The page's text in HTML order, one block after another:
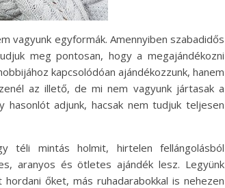
vagyunk egyformák. Amennyiben szabadidős
meg pontosan, hogy a megajándékozni
kapcsolódóan ajándékozzunk, hanem
az illető, de mi nem vagyunk jártasak a
adjunk, hacsak nem tudjuk teljesen
téli mintás holmit, hirtelen fellángolásból
aranyos és ötletes ajándék lesz. Legyünk
őket, más ruhadarabokkal is nehezen